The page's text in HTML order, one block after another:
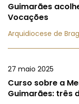
Guimarães
Vocações
Arquidiocese de
27 maio 2025
Curso sobre a
Guimarães: três